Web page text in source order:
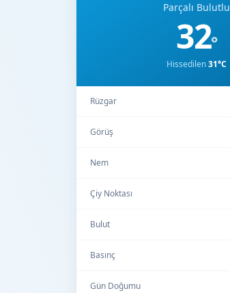
Parçalı Bulutlu
32°
Hissedilen31°C
Rüzgar
Görüş
Nem
Çiy Noktası
Bulut
Basınç
Gün Doğumu